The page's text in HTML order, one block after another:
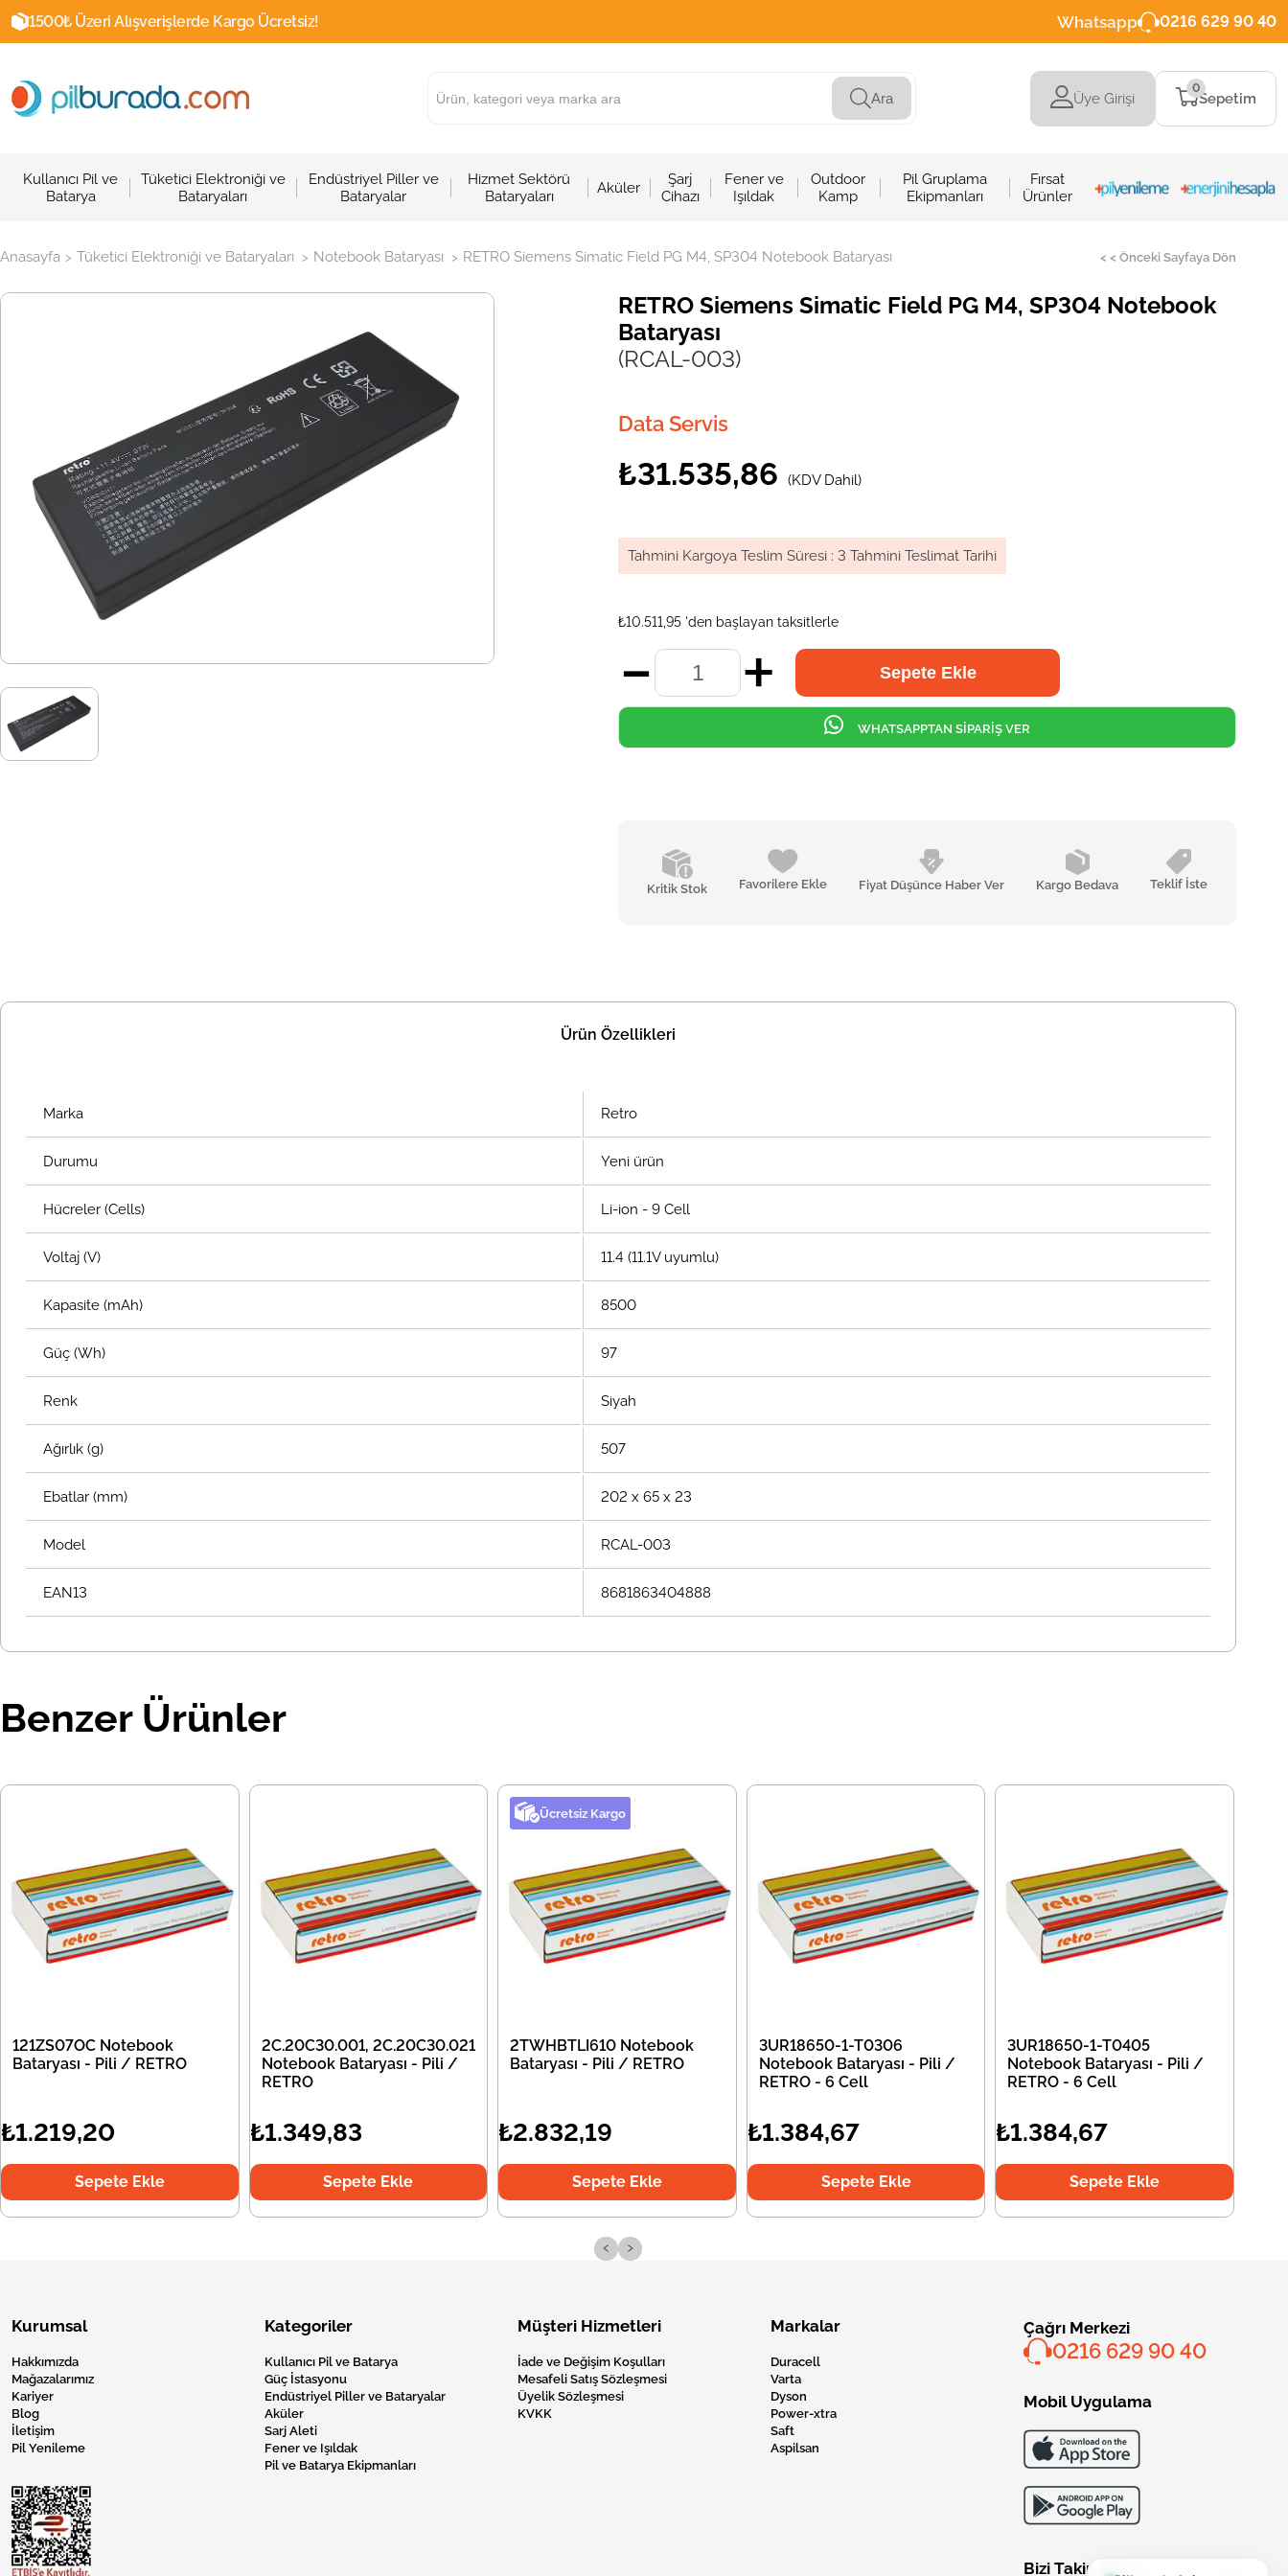
1500₺ Üzeri Alışverişlerde Kargo Ücretsiz! Whatsapp 0216 629 90 40
Ara Üye Girişi Sepetim
0
Kullanıcı Pil ve
Batarya
Tüketici Elektroniği ve
Bataryaları
Endüstriyel Piller ve
Bataryalar
Hizmet Sektörü
Bataryaları
Aküler
Şarj
Cihazı
Fener ve
Işıldak
Outdoor
Kamp
Pil Gruplama
Ekipmanları
Fırsat
Ürünler
Anasayfa > Tüketici Elektroniği ve Bataryaları > Notebook Bataryası > RETRO Siemens Simatic Field PG M4, SP304 Notebook Bataryası < < Önceki Sayfaya Dön
RETRO Siemens Simatic Field PG M4, SP304 Notebook
Bataryası
(RCAL-003)
Data Servis
₺31.535,86 (KDV Dahil)
Tahmini Kargoya Teslim Süresi : 3 Tahmini Teslimat Tarihi
₺10.511,95 'den başlayan taksitlerle
Kritik Stok Favorilere Ekle Fiyat Düşünce Haber Ver Kargo Bedava Teklif İste
WHATSAPPTAN SİPARİŞ VER
Ürün Özellikleri
Marka Retro
Durumu Yeni ürün
Hücreler (Cells) Li-ion - 9 Cell
Voltaj (V) 11.4 (11.1V uyumlu)
Kapasite (mAh) 8500
Güç (Wh) 97
Renk Siyah
Ağırlık (g) 507
Ebatlar (mm) 202 x 65 x 23
Model RCAL-003
EAN13 8681863404888
Benzer Ürünler
121ZS07OC Notebook
Bataryası - Pili / RETRO
₺1.219,20
Sepete Ekle
2C.20C30.001, 2C.20C30.021
Notebook Bataryası - Pili /
RETRO
₺1.349,83
Sepete Ekle
Ücretsiz Kargo
2TWHBTLI610 Notebook
Bataryası - Pili / RETRO
₺2.832,19
Sepete Ekle
3UR18650-1-T0306
Notebook Bataryası - Pili /
RETRO - 6 Cell
₺1.384,67
Sepete Ekle
3UR18650-1-T0405
Notebook Bataryası - Pili /
RETRO - 6 Cell
₺1.384,67
Sepete Ekle
‹ ›
Kurumsal
Hakkımızda
Mağazalarımız
Kariyer
Blog
İletişim
Pil Yenileme
Kategoriler
Kullanıcı Pil ve Batarya
Güç İstasyonu
Endüstriyel Piller ve Bataryalar
Aküler
Sarj Aleti
Fener ve Işıldak
Pil ve Batarya Ekipmanları
Müşteri Hizmetleri
İade ve Değişim Koşulları
Mesafeli Satış Sözleşmesi
Üyelik Sözleşmesi
KVKK
Markalar
Duracell
Varta
Dyson
Power-xtra
Saft
Aspilsan
Çağrı Merkezi
0216 629 90 40
Mobil Uygulama
Bizi Takip Edin